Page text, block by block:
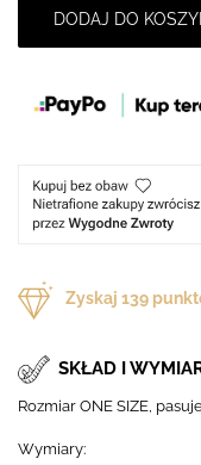
DODAJ DO
Zyskaj 139
SKŁAD I
Rozmiar ONE SIZE,
Wymiary: